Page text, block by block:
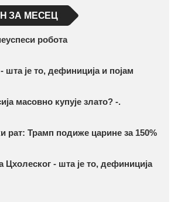
ЗА МЕСЕЦ
робота
шта је то, дефиниција и појам
масовно купује злато? -.
рат: Трамп подиже царине за 150%
Цхолеског - шта је то, дефиниција